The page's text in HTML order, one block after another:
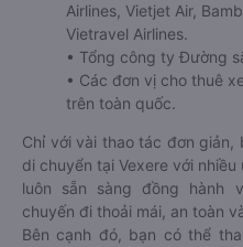
Airlines, Vietjet Air,
Vietravel Airlines.
• Tổng công ty Đường
• Các đơn vị cho thuê
trên toàn quốc.
Chỉ với vài thao tác đơn
di chuyển tại Vexere với
luôn sẵn sàng đồng hành
chuyến đi thoải mái, an toàn
Bên cạnh đó, bạn có thể